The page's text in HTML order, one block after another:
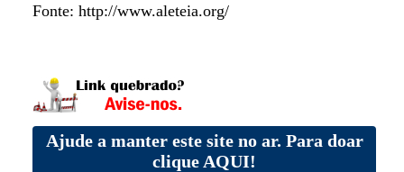
Fonte: http://www.aleteia.org/
Ajude a manter este site no ar. Para doar
clique AQUI!